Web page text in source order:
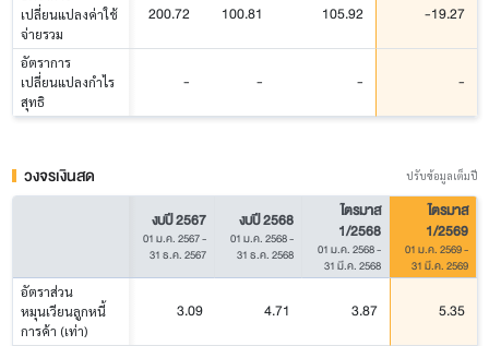
เปลี่ยนแปลงค่าใช้
จ่ายรวม
200.72 100.81 105.92 -19.27
อัตราการ
เปลี่ยนแปลงกำไร
สุทธิ
- - - -
วงจรเงินสด ปรับข้อมูลเต็มปี
งบปี 2567
01 ม.ค. 2567-
31 ธ.ค. 2567
งบปี 2568
01 ม.ค. 2568-
31 ธ.ค. 2568
ไตรมาส
1/2568
01 ม.ค. 2568-
31 มี.ค. 2568
ไตรมาส
1/2569
01 ม.ค. 2569-
31 มี.ค. 2569
อัตราส่วน
หมุนเวียนลูกหนี้
การค้า (เท่า)
3.09 4.71 3.87 5.35